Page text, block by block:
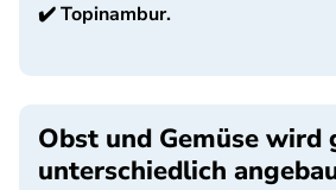
✔️Topinambur.
Obst und Gemüse wird
unterschiedlich